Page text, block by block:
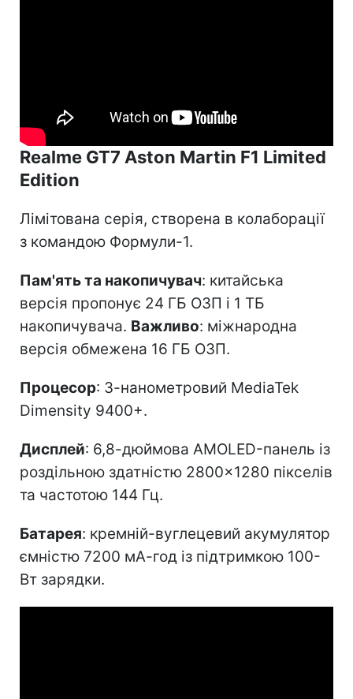
Realme GT7 Aston Martin F1 Limited
Edition
Лімітована серія, створена в колаборації
з командою Формули-1.
Пам'ять та накопичувач: китайська
версія пропонує 24 ГБ ОЗП і 1 ТБ
накопичувача. Важливо: міжнародна
версія обмежена 16 ГБ ОЗП.
Процесор: 3-нанометровий MediaTek
Dimensity 9400+.
Дисплей: 6,8-дюймова AMOLED-панель із
роздільною здатністю 2800×1280 пікселів
та частотою 144 Гц.
Батарея: кремній-вуглецевий акумулятор
ємністю 7200 мА-год із підтримкою 100-
Вт зарядки.